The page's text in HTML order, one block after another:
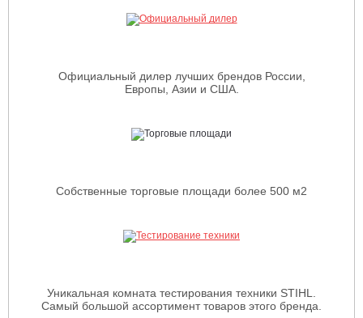
Официальный дилер лучших брендов России,
Европы, Азии и США.
Собственные торговые площади более 500 м2
Уникальная комната тестирования техники STIHL.
Самый большой ассортимент товаров этого бренда.